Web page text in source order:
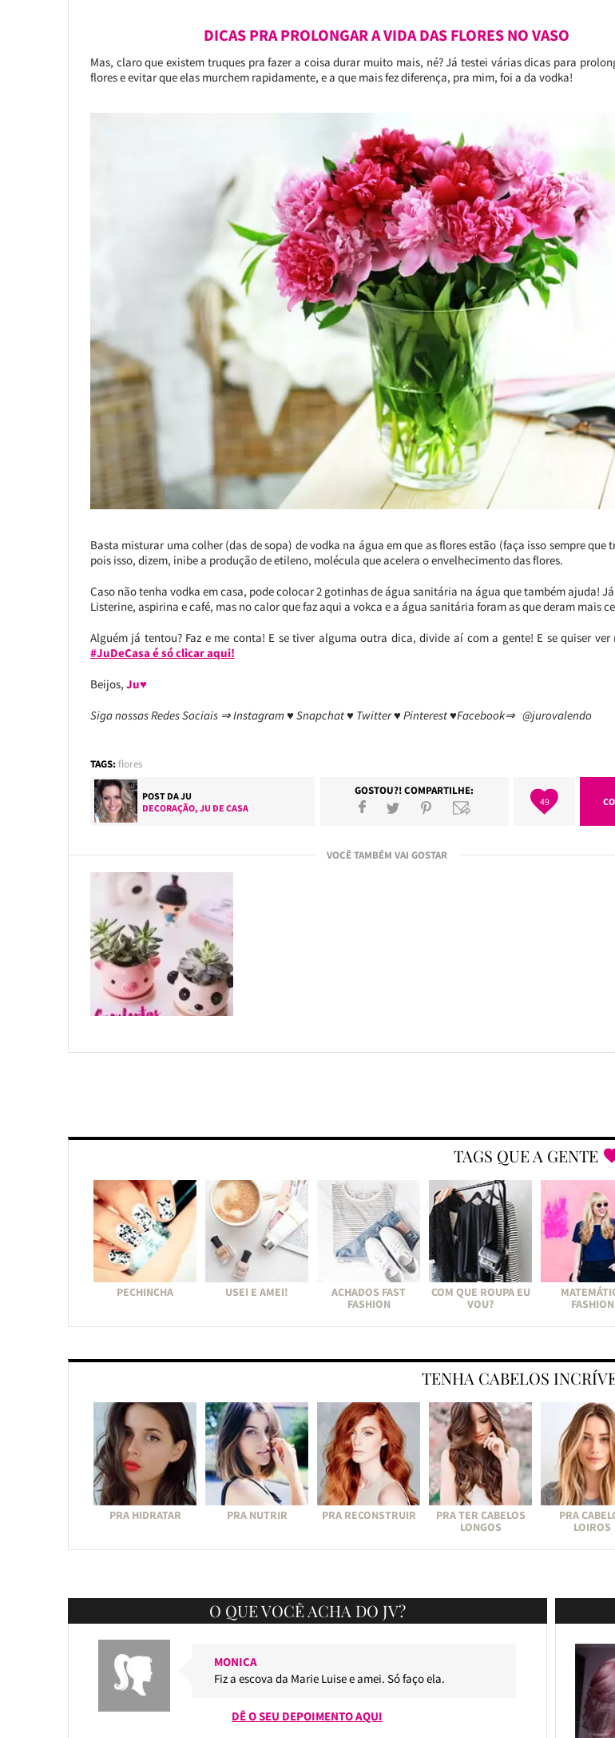
DICAS PRA PROLONGAR A VIDA DAS FLORES NO VASO
Mas, claro que existem truques pra fazer a coisa durar muito mais, né? Já testei várias dicas para
flores e evitar que elas murchem rapidamente, e a que mais fez diferença, pra mim, foi a da vodka!
Basta misturar uma colher (das de sopa) de vodka na água em que as flores estão (faça isso sempre que
pois isso, dizem, inibe a produção de etileno, molécula que acelera o envelhecimento das flores.
Caso não tenha vodka em casa, pode colocar 2 gotinhas de água sanitária na água que também ajuda!
Listerine, aspirina e café, mas no calor que faz aqui a vokca e a água sanitária foram as que deram mais
Alguém já tentou? Faz e me conta! E se tiver alguma outra dica, divide aí com a gente! E se quiser ver
#JuDeCasa é só clicar aqui!
Beijos, Ju♥
Siga nossas Redes Sociais ⇒ Instagram ♥ Snapchat ♥ Twitter ♥ Pinterest ♥Facebook⇒ @jurovalendo
TAGS: flores
POST DAJU
DECORAÇÃO, JU DE CASA
GOSTOU?! COMPARTILHE:
49
VOCÊ TAMBÉM VAI GOSTAR
TAGS QUE A GENTE
PECHINCHA USEI E AMEI!
ACHADOS FAST
FASHION
COM QUE ROUPA EU
VOU?
FASHION
TENHA CABELOS
PRA HIDRATAR PRA NUTRIR PRA RECONSTRUIR
PRA TER CABELOS
LONGOS
PRA
LOIROS
O QUE VOCÊ ACHA DO JV?
MONICA
Fiz a escova da Marie Luise e amei. Só faço ela.
DÊ O SEU DEPOIMENTO AQUI